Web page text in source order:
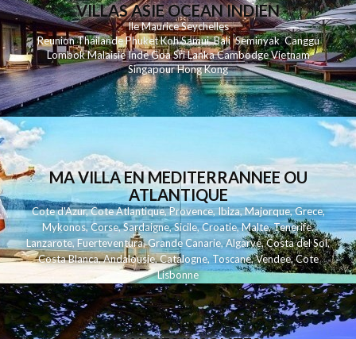
VILLAS ASIE OCEAN INDIEN
Ile MauriceSeychelles
ReunionThailandePhuketKohSamui Bali SeminyakCanggu
LombokMalaisieIndeGoaSri LankaCambodgeVietnam
SingapourHong Kong
MA VILLA EN MEDITERRANNEE OU
ATLANTIQUE
Cote d'Azur,Cote Atlantique,Provence,Ibiza,Majorque,Grece,
Mykonos,Corse,Sardaigne,Sicile,Croatie,Malte,Tenerife,
Lanzarote,Fuerteventura,Grande Canarie,Algarve,Costa del Sol,
Costa Blanca,Andalousie,Catalogne,Toscane,Vendee,Cote
Lisbonne